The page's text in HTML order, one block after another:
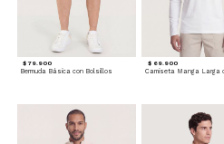
$ 79.900
Bermuda Básica con Bolsillos
$ 69.900